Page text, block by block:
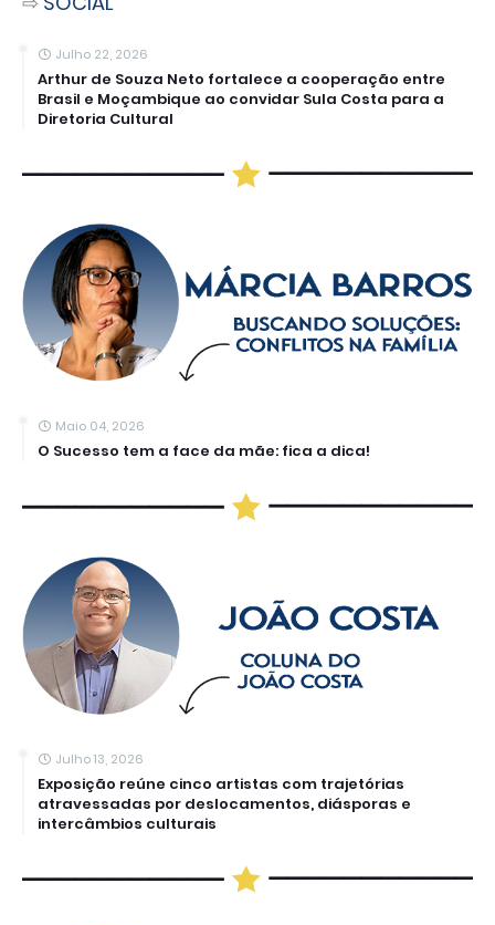
Julho 22, 2026
Arthur de Souza Neto fortalece a cooperação entre
Brasil e Moçambique ao convidar Sula Costa para a
Diretoria Cultural
Maio 04, 2026
O Sucesso tem a face da mãe: fica a dica!
Julho 13, 2026
Exposição reúne cinco artistas com trajetórias
atravessadas por deslocamentos, diásporas e
intercâmbios culturais